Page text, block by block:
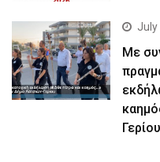
July
Με
Γερίου